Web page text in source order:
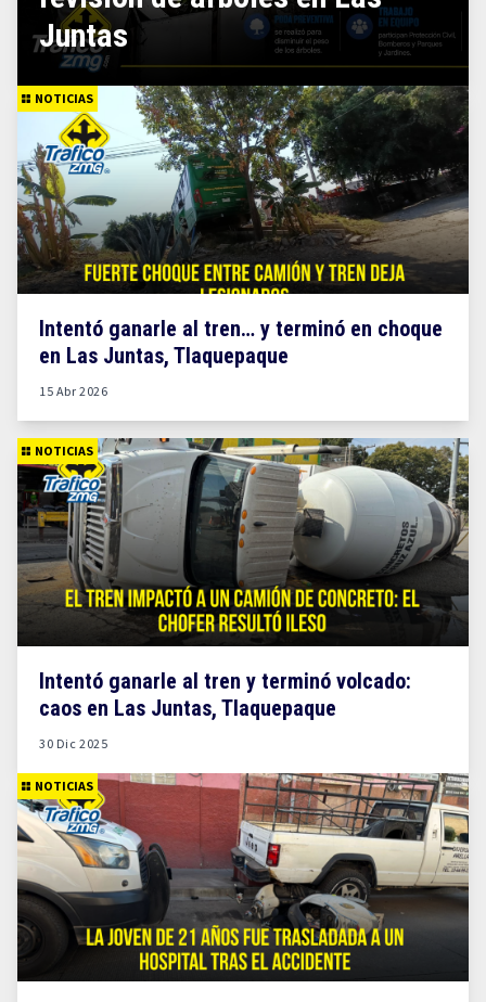
Juntas
NOTICIAS
Intentó ganarle al tren… y terminó en choque
en Las Juntas, Tlaquepaque
15 Abr 2026
NOTICIAS
Intentó ganarle al tren y terminó volcado:
caos en Las Juntas, Tlaquepaque
30 Dic 2025
NOTICIAS